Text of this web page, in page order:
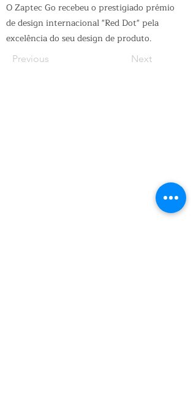
O Zaptec Go recebeu o prestigiado prémio
de design internacional "Red Dot" pela
excelência do seu design de produto.
Previous Next